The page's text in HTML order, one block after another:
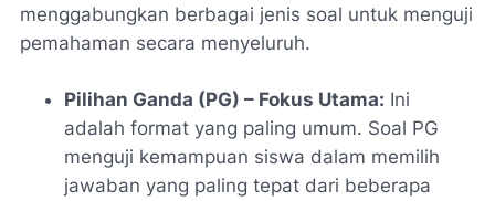
menggabungkan berbagai jenis soal untuk menguji
pemahaman secara menyeluruh.
Pilihan Ganda (PG) – Fokus Utama: Ini
adalah format yang paling umum. Soal PG
menguji kemampuan siswa dalam memilih
jawaban yang paling tepat dari beberapa